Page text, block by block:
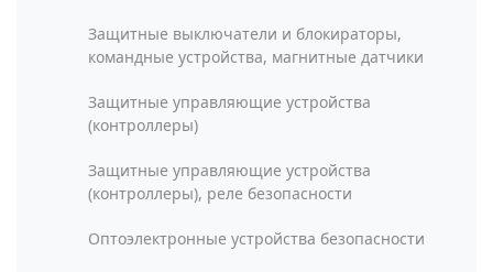
Защитные выключатели и блокираторы,
командные устройства, магнитные датчики
Защитные управляющие устройства
(контроллеры)
Защитные управляющие устройства
(контроллеры), реле безопасности
Оптоэлектронные устройства безопасности